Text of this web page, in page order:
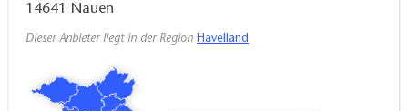
14641
Nauen
Dieser Anbieter liegt in der Region Havelland